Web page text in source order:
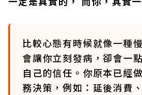
比較心態有時候就像一種
會讓你立刻發病，卻會一
自己的信任。你原本已經
務決策，例如：延後消費